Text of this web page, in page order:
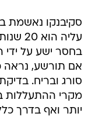
סקיבנקו נאשמת
עליה
בחסר ישע על ידי
אם תורשע, נראה
מקרי ההתעללות
יותר ואף בדרך